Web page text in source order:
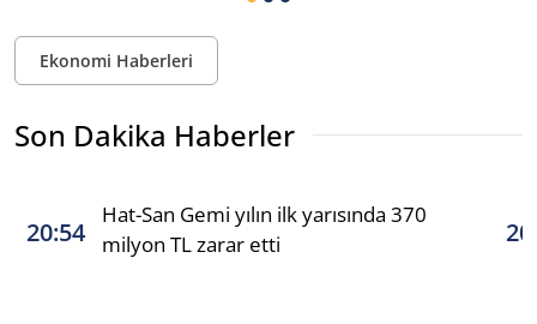
Ekonomi Haberleri
Son Dakika Haberler
20:54
Hat-San Gemi yılın ilk yarısında 370
milyon TL zarar etti